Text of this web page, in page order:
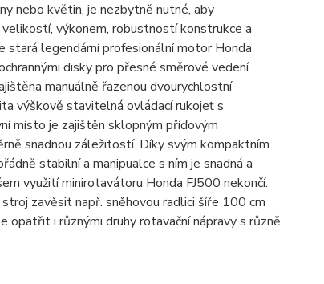
nebo květin, je nezbytně nutné, aby
výkonem, robustností konstrukce a
legendární profesionální motor Honda
disky pro přesné směrové vedení.
manuálně řazenou dvourychlostní
výškově stavitelná ovládací rukojeť s
místo je zajištěn sklopným příďovým
snadnou záležitostí. Díky svým kompaktním
stabilní a manipualce s ním je snadná a
využití minirotavátoru Honda FJ500 nekončí.
zavěsit např. sněhovou radlici šíře 100 cm
opatřit i různými druhy rotavační nápravy s různě